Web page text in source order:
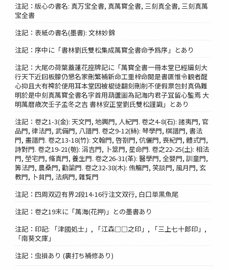
注記：版心の書名: 真万宝全書, 真萬寳全書, 三刻真全書, 三刻真萬
宝全書
注記：表紙の書名(墨書): 文林妙錦
注記：序中に「書林劉氏雙松集成萬寳全書命予爲序」とあり
注記：大尾の荷葉蓋蓮花座牌記に「萬寳全書一冊本堂已經編刻大
行天下近囙板朦仍懇名家刪繁補新命工重梓命閲是書匪惟令観者醒
心抑且大有裨於便用耳本堂因被棍徒翻刻刪削不便假票包封真偽難
明於是中刻真萬寳全書名字首用葫蘆圗為記海内君子冝留心鍳焉 大
明萬暦歳次壬子孟冬之吉 書林安正堂劉氏雙松謹識」とあり
注記：卷之1-3(金): 天文門, 地輿門, 人紀門. 卷之4-8(石): 諸夷門, 官
品門, 律法門, 武備門, 八譜門. 卷之9-12(絲): 琴學門, 棋譜門, 書法
門, 畫譜門. 卷之13-18(竹): 文翰門, 啓劄門, 伉儷門, 喪紀門, 體式門,
詩對門. 卷之19-21(匏): 涓吉門, 卜筮門, 星命門. 卷之22-25(土): 相法
門, 塋宅門, 脩真門, 養生門. 卷之26-31(革): 醫學門, 全嬰門, 訓童門,
筭法門, 農桑門, 勸諭門. 卷之32-38(木): 侑觴門, 笑談門, 風月門, 玄
教門, 卜貟門, 法病門, 雜覧門
注記：四周双辺有界2段14-16行注文双行, 白口単黒魚尾
注記：卷之19末に「萬海(花押)」との墨書あり
注記：印記: 「津國処士」, 「江森□□之印」, 「三上七十郎印」,
「南葵文庫」
注記：虫損あり (裏打ち補修あり)